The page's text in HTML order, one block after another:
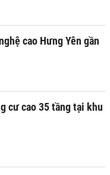
cao Hưng Yên gần
cư cao 35 tầng tại khu